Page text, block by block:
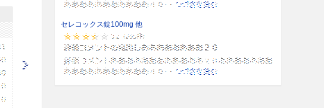
セレコックス錠100mg 他